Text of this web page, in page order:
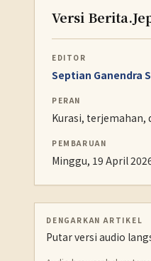
Versi
EDITOR
Septian Ganendra
PERAN
Kurasi, terjemahan,
PEMBARUAN
Minggu, 19 April
DENGARKAN ARTIKEL
Putar versi audio